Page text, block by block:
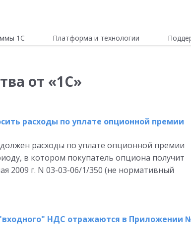
1С Платформа и технологии
от «1С»
расходы по уплате опционной премии
расходы по уплате опционной премии
в котором покупатель опциона получит
2009 г. N 03-03-06/1/350 (не нормативный
НДС отражаются в Приложении